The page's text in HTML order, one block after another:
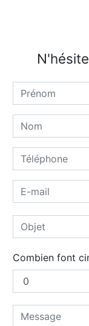
Combien font